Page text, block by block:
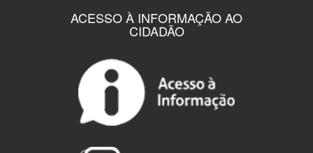
ACESSO À INFORMAÇÃO AO
CIDADÃO